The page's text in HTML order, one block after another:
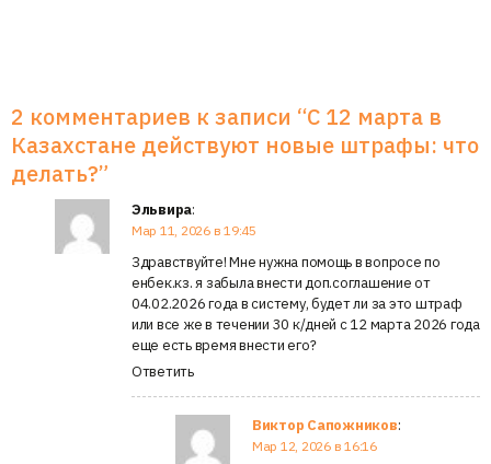
2 комментариев к записи “С 12 марта в
Казахстане действуют новые штрафы: что
делать?”
Эльвира:
Мар 11, 2026 в 19:45
Здравствуйте! Мне нужна помощь в вопросе по
енбек.кз. я забыла внести доп.соглашение от
04.02.2026 года в систему, будет ли за это штраф
или все же в течении 30 к/дней с 12 марта 2026 года
еще есть время внести его?
Ответить
Виктор Сапожников:
Мар 12, 2026 в 16:16